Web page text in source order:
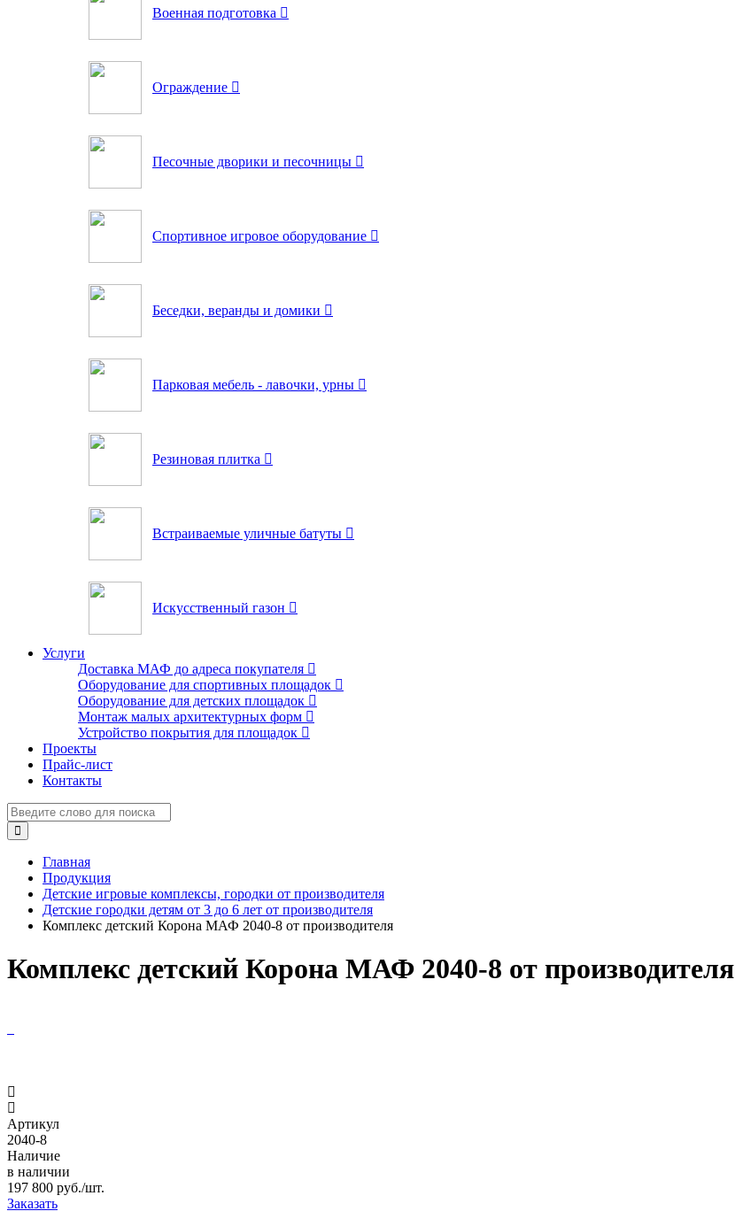
Военная подготовка
Ограждение
Песочные дворики и песочницы
Спортивное игровое оборудование
Беседки, веранды и домики
Парковая мебель - лавочки, урны
Резиновая плитка
Встраиваемые уличные батуты
Искусственный газон
Услуги
Доставка МАФ до адреса покупателя
Оборудование для спортивных площадок
Оборудование для детских площадок
Монтаж малых архитектурных форм
Устройство покрытия для площадок
Проекты
Прайс-лист
Контакты
Главная
Продукция
Детские игровые комплексы, городки от производителя
Детские городки детям от 3 до 6 лет от производителя
Комплекс детский Корона МАФ 2040-8 от производителя
Комплекс детский Корона МАФ 2040-8 от производителя
Артикул
2040-8
Наличие
в наличии
197 800 руб./шт.
Заказать